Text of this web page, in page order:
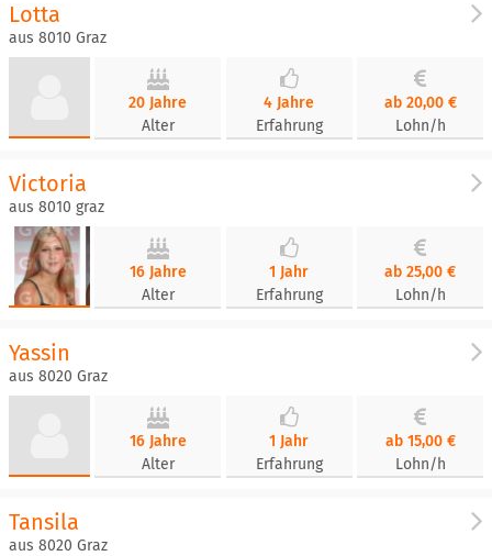
Lotta
aus 8010 Graz
20 Jahre
Alter
4 Jahre
Erfahrung
ab 20,00 €
Lohn/h
Victoria
aus 8010 graz
16 Jahre
Alter
1 Jahr
Erfahrung
ab 25,00 €
Lohn/h
Yassin
aus 8020 Graz
16 Jahre
Alter
1 Jahr
Erfahrung
ab 15,00 €
Lohn/h
Tansila
aus 8020 Graz